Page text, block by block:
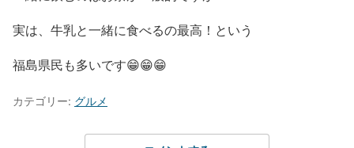
実は、牛乳と一緒に食べるの最高！という
福島県民も多いです😁😁😁
カテゴリー: グルメ